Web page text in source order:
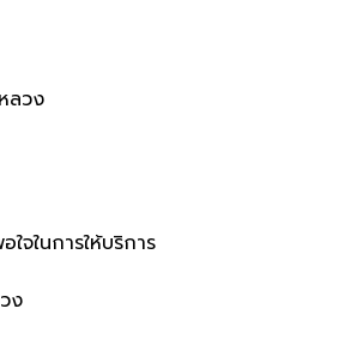
ลวง
จในการให้บริการ
ง